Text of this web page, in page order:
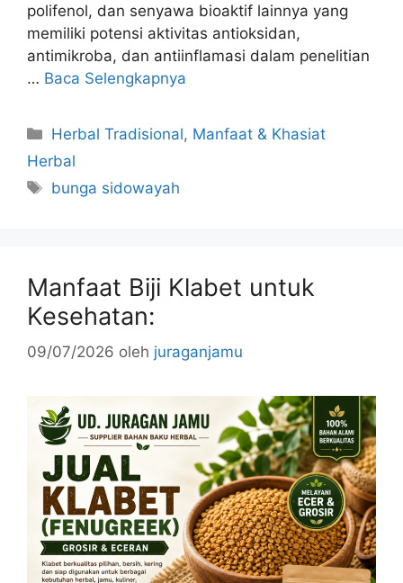
polifenol, dan senyawa bioaktif lainnya yang
memiliki potensi aktivitas antioksidan,
antimikroba, dan antiinflamasi dalam penelitian
… Baca Selengkapnya
Kategori
Herbal Tradisional, Manfaat & Khasiat
Herbal
Tag
bunga sidowayah
Manfaat Biji Klabet untuk
Kesehatan:
09/07/2026 oleh juraganjamu